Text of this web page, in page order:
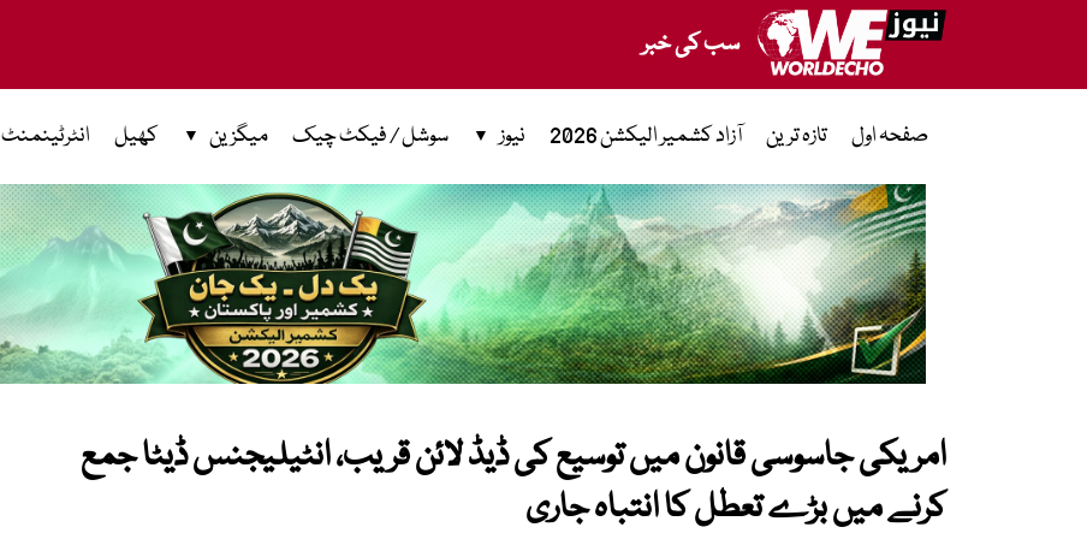
سب کی خبر
صفحہ اول تازہ ترین آزاد کشمیر الیکشن 2026 نیوز سوشل / فیکٹ چیک میگزین کھیل انٹرٹینمنٹ
امریکی جاسوسی قانون میں توسیع کی ڈیڈ لائن قریب، انٹیلیجنس ڈیٹا جمع
کرنے میں بڑے تعطل کا انتباہ جاری